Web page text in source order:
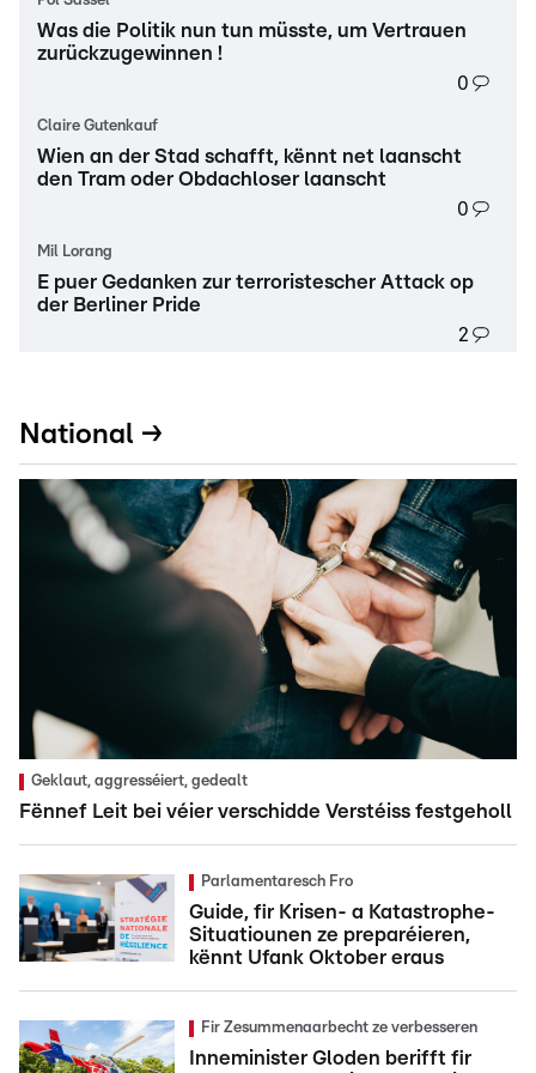
Was die Politik nun tun müsste, um Vertrauen
zurückzugewinnen !
0
Claire Gutenkauf
Wien an der Stad schafft, kënnt net laanscht
den Tram oder Obdachloser laanscht
0
Mil Lorang
E puer Gedanken zur terroristescher Attack op
der Berliner Pride
2
National →
Geklaut, aggresséiert, gedealt
Fënnef Leit bei véier verschidde Verstéiss festgeholl
Parlamentaresch Fro
Guide, fir Krisen- a Katastrophe-
Situatiounen ze preparéieren,
kënnt Ufank Oktober eraus
Fir Zesummenaarbecht ze verbesseren
Inneminister Gloden berifft fir